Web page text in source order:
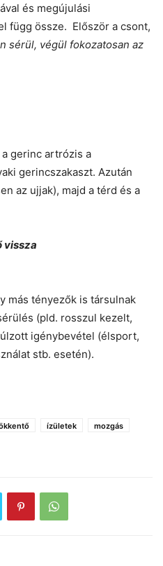
és megújulási
függ össze. Először a csont,
sérül, végül fokozatosan az
gerinc artrózis a
gerincszakaszt. Azután
az ujjak), majd a térd és a
vissza
más tényezők is társulnak
(pld. rosszul kezelt,
igénybevétel (élsport,
stb. esetén).
ízületek
mozgás